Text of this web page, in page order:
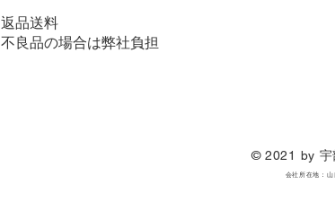
返品送料
不良品の場合は弊社負担
© 2021 by 宇
会社所在地：